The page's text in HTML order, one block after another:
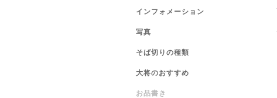
インフォメーション
写真
そば切りの種類
大将のおすすめ
お品書き